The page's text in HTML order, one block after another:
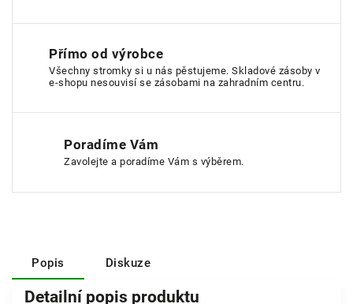
Přímo od výrobce
Všechny stromky si u nás pěstujeme. Skladové zásoby v
e-shopu nesouvisí se zásobami na zahradním centru.
Poradíme Vám
Zavolejte a poradíme Vám s výběrem.
Popis Diskuze
Detailní popis produktu